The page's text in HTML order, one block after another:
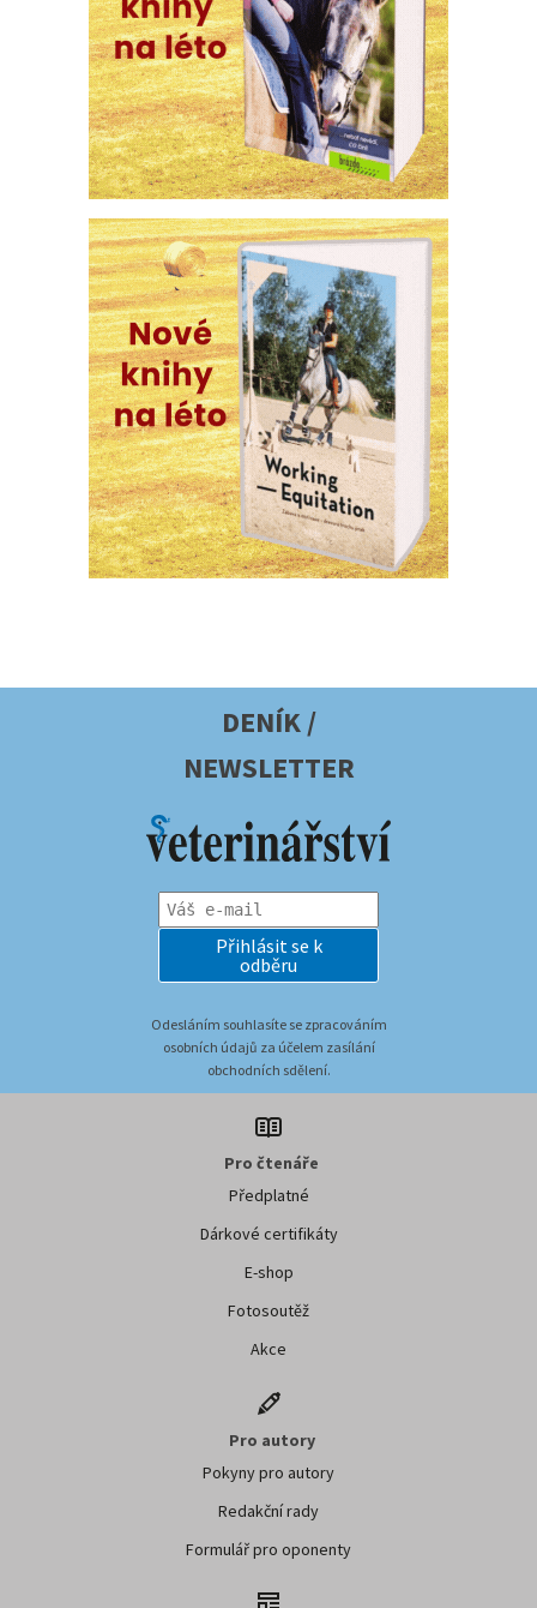
DENÍK /
NEWSLETTER
Přihlásit se k
odběru
Odesláním souhlasíte se zpracováním
osobních údajů za účelem zasílání
obchodních sdělení.
Pro čtenáře
Předplatné
Dárkové certifikáty
E-shop
Fotosoutěž
Akce
Pro autory
Pokyny pro autory
Redakční rady
Formulář pro oponenty